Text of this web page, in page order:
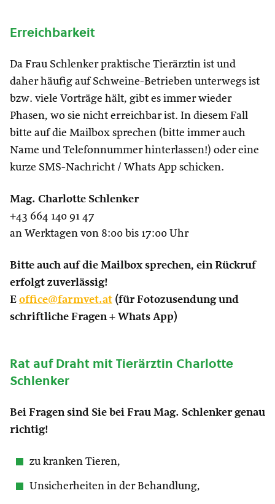
Erreichbarkeit
Da Frau Schlenker praktische Tierärztin ist und
daher häufig auf Schweine-Betrieben unterwegs ist
bzw. viele Vorträge hält, gibt es immer wieder
Phasen, wo sie nicht erreichbar ist. In diesem Fall
bitte auf die Mailbox sprechen (bitte immer auch
Name und Telefonnummer hinterlassen!) oder eine
kurze SMS-Nachricht / Whats App schicken.
Mag. Charlotte Schlenker
+43 664 140 91 47
an Werktagen von 8:00 bis 17:00 Uhr
Bitte auch auf die Mailbox sprechen, ein Rückruf
erfolgt zuverlässig!
E office@farmvet.at (für Fotozusendung und
schriftliche Fragen + Whats App)
Rat auf Draht mit Tierärztin Charlotte
Schlenker
Bei Fragen sind Sie bei Frau Mag. Schlenker genau
richtig!
zu kranken Tieren,
Unsicherheiten in der Behandlung,